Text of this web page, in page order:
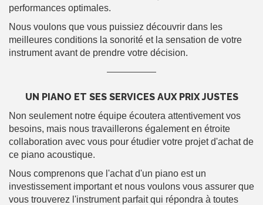
performances optimales.
Nous voulons que vous puissiez découvrir dans les
meilleures conditions la sonorité et la sensation de votre
instrument avant de prendre votre décision.
UN PIANO ET SES SERVICES AUX PRIX JUSTES
Non seulement notre équipe écoutera attentivement vos
besoins, mais nous travaillerons également en étroite
collaboration avec vous pour étudier votre projet d'achat de
ce piano acoustique.
Nous comprenons que l'achat d'un piano est un
investissement important et nous voulons vous assurer que
vous trouverez l'instrument parfait qui répondra à toutes